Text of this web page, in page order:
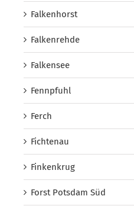
Falkenhorst
Falkenrehde
Falkensee
Fennpfuhl
Ferch
Fichtenau
Finkenkrug
Forst Potsdam Süd